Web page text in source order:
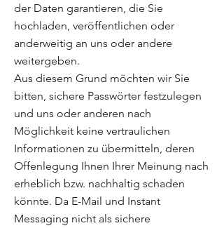
der Daten garantieren, die Sie
hochladen, veröffentlichen oder
anderweitig an uns oder andere
weitergeben.
Aus diesem Grund möchten wir Sie
bitten, sichere Passwörter festzulegen
und uns oder anderen nach
Möglichkeit keine vertraulichen
Informationen zu übermitteln, deren
Offenlegung Ihnen Ihrer Meinung nach
erheblich bzw. nachhaltig schaden
könnte. Da E-Mail und Instant
Messaging nicht als sichere